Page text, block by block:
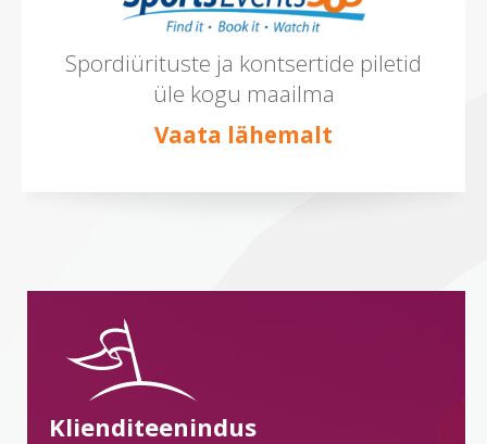
Spordiürituste ja kontsertide piletid
üle kogu maailma
Vaata lähemalt
Klienditeenindus